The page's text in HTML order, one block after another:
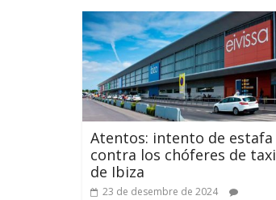
Atentos: intento de estafa
contra los chóferes de taxi
de Ibiza
23 de desembre de 2024